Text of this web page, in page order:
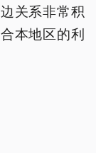
关系非常积
本地区的利